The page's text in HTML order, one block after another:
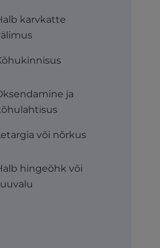
karvkatte
ja
või nõrkus
hingeõhk või